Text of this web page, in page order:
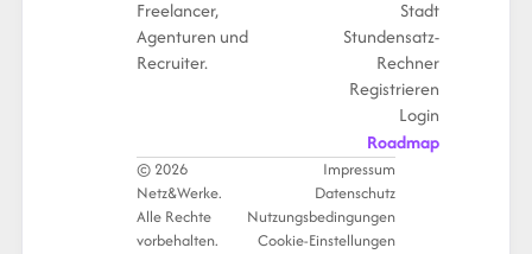
Freelancer,
Agenturen und
Recruiter.
Stadt
Stundensatz-
Rechner
Registrieren
Login
Roadmap
© 2026
Netz&Werke.
Alle Rechte
vorbehalten.
Impressum
Datenschutz
Nutzungsbedingungen
Cookie-Einstellungen